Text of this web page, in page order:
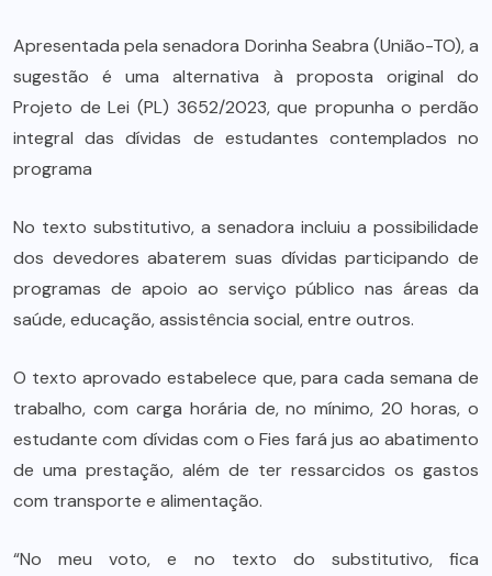
Apresentada pela senadora Dorinha Seabra (União-TO), a
sugestão é uma alternativa à proposta original do
Projeto de Lei (PL) 3652/2023, que propunha o perdão
integral das dívidas de estudantes contemplados no
programa
No texto substitutivo, a senadora incluiu a possibilidade
dos devedores abaterem suas dívidas participando de
programas de apoio ao serviço público nas áreas da
saúde, educação, assistência social, entre outros.
O texto aprovado estabelece que, para cada semana de
trabalho, com carga horária de, no mínimo, 20 horas, o
estudante com dívidas com o Fies fará jus ao abatimento
de uma prestação, além de ter ressarcidos os gastos
com transporte e alimentação.
“No meu voto, e no texto do substitutivo, fica